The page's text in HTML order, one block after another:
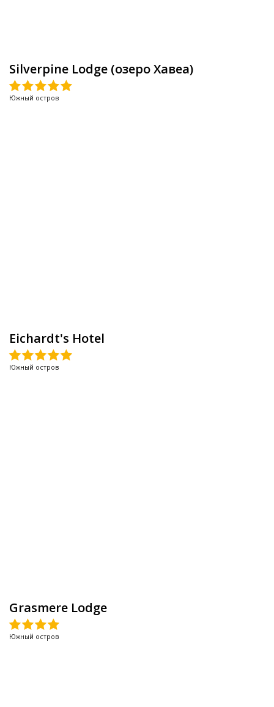
Silverpine Lodge (озеро Хавеа)
Южный остров
Eichardt's Hotel
Южный остров
Grasmere Lodge
Южный остров